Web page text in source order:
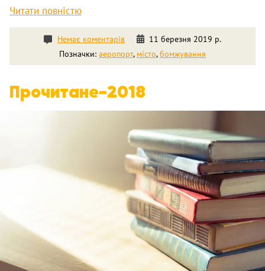
Читати повністю
Немає коментарів
11 березня 2019 р.
Позначки: аеропорт, місто,бомжування
Прочитане-2018